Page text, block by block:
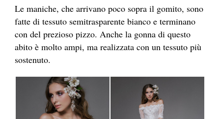
Le maniche, che arrivano poco sopra il gomito, sono
fatte di tessuto semitrasparente bianco e terminano
con del prezioso pizzo. Anche la gonna di questo
abito è molto ampi, ma realizzata con un tessuto più
sostenuto.